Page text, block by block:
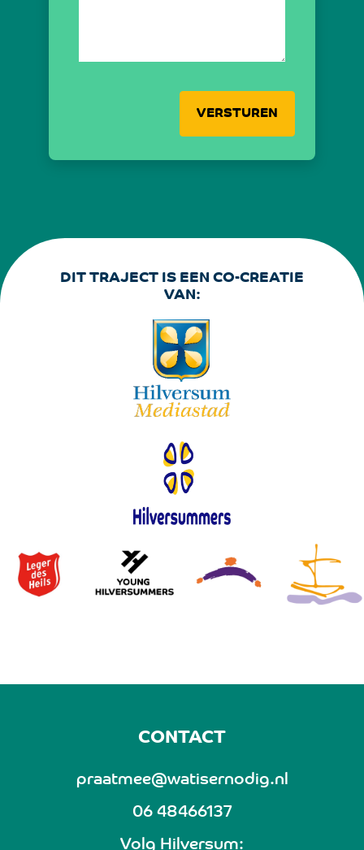
VERSTUREN
DIT TRAJECT IS EEN CO-CREATIE
VAN:
CONTACT
praatmee@watisernodig.nl
06 48466137
Volg Hilversum: